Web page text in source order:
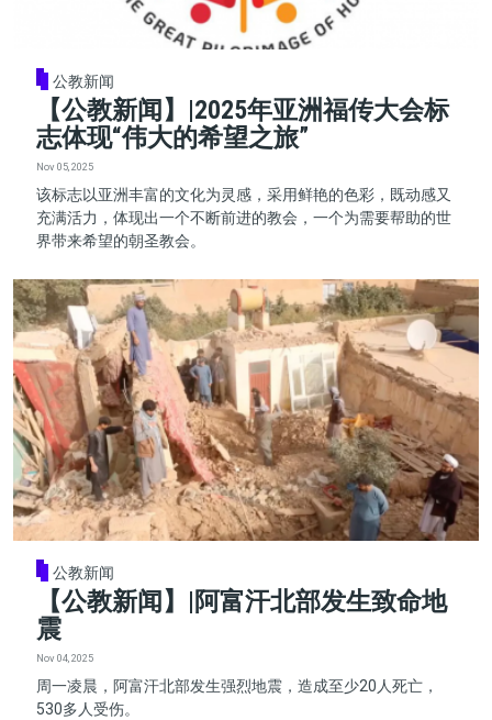
公教新闻
【公教新闻】|2025年亚洲福传大会标
志体现“伟大的希望之旅”
Nov 05, 2025
该标志以亚洲丰富的文化为灵感，采用鲜艳的色彩，既动感又
充满活力，体现出一个不断前进的教会，一个为需要帮助的世
界带来希望的朝圣教会。
公教新闻
【公教新闻】|阿富汗北部发生致命地
震
Nov 04, 2025
周一凌晨，阿富汗北部发生强烈地震，造成至少20人死亡，
530多人受伤。